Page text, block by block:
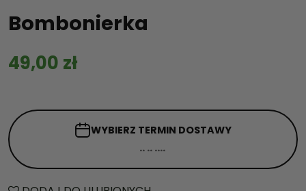
Bombonierka
49,00 zł
WYBIERZ TERMIN DOSTAWY